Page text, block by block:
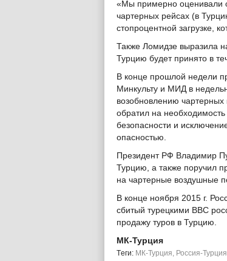
«Мы примерно оценивали
чартерных рейсах (в
стопроцентной загрузке,
Также Ломидзе выразила
Турцию будет принято в
В конце прошлой недели
Минкульту и МИД в
возобновлению
обратил на
безопасности и
опасностью.
Президент РФ Владимир
Турцию, а также поручил
на чартерные воздушные
В конце ноября 2015 г.
сбитый турецкими ВВС
продажу туров в Турцию.
МК-Турция
Tеги: МК-Турция, Россия-Турция